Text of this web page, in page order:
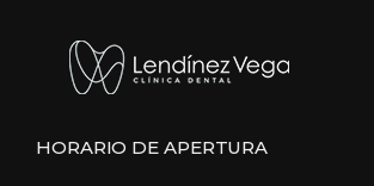
HORARIO DE APERTURA